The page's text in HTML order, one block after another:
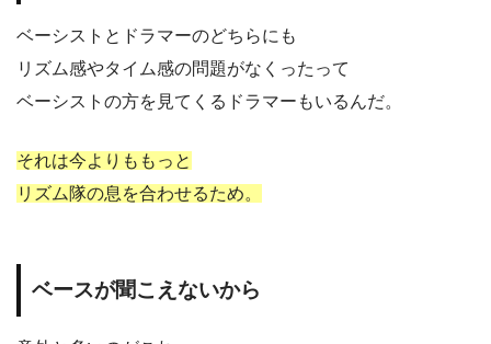
ベーシストとドラマーのどちらにも
リズム感やタイム感の問題がなくったって
ベーシストの方を見てくるドラマーもいるんだ。
それは今よりももっと
リズム隊の息を合わせるため。
ベースが聞こえないから